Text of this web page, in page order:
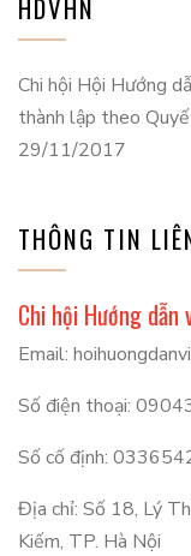
HDVHN
Chi hội Hội Hướng
thành lập theo
29/11/2017
THÔNG TIN
Chi hội Hướng dẫn
Email:
Số điện thoại:
Số cố định:
Địa chỉ: Số 18, Lý
Kiếm, TP. Hà Nội